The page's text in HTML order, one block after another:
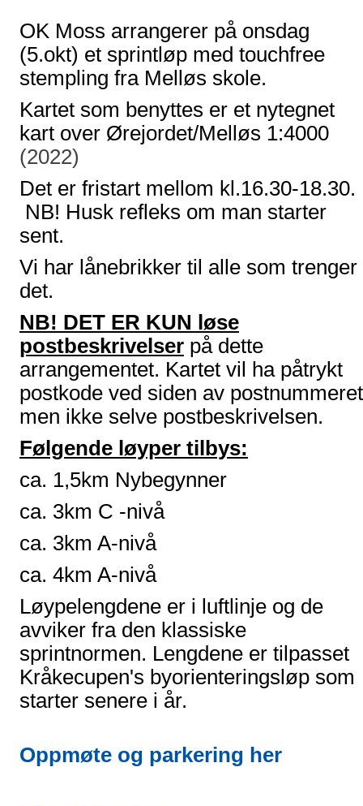
OK Moss arrangerer på onsdag
(5.okt) et sprintløp med touchfree
stempling fra Melløs skole.
Kartet som benyttes er et nytegnet
kart over Ørejordet/Melløs 1:4000
(2022)
Det er fristart mellom kl.16.30-18.30.
NB! Husk refleks om man starter
sent.
Vi har lånebrikker til alle som trenger
det.
NB! DET ER KUN
løse
postbeskrivelser på dette
arrangementet. Kartet vil ha påtrykt
postkode ved siden av
men ikke selve postbeskrivelsen.
Følgende løyper tilbys:
ca. 1,5km Nybegynner
ca. 3km C -nivå
ca. 3km A-nivå
ca. 4km A-nivå
Løypelengdene er i luftlinje og de
avviker fra den klassiske
sprintnormen. Lengdene er tilpasset
Kråkecupen's byorienteringsløp som
starter senere i år.
Oppmøte og parkering her